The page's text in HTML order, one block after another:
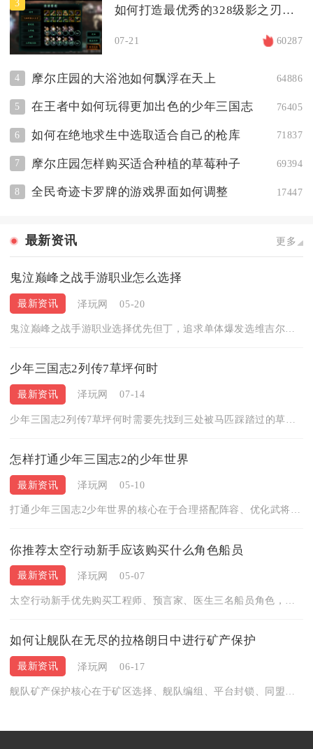
3
如何打造最优秀的328级影之刃技能搭配
07-21 60287
4 摩尔庄园的大浴池如何飘浮在天上 64886
5 在王者中如何玩得更加出色的少年三国志 76405
6 如何在绝地求生中选取适合自己的枪库 71837
7 摩尔庄园怎样购买适合种植的草莓种子 69394
8 全民奇迹卡罗牌的游戏界面如何调整 17447
最新资讯 更多
鬼泣巅峰之战手游职业怎么选择
最新资讯 泽玩网 05-20
少年三国志2列传7草坪何时
最新资讯 泽玩网 07-14
怎样打通少年三国志2的少年世界
最新资讯 泽玩网 05-10
打通少年三国志2少年世界的核心在于合理搭配阵容、优化武将站位...
你推荐太空行动新手应该购买什么角色船员
最新资讯 泽玩网 05-07
如何让舰队在无尽的拉格朗日中进行矿产保护
最新资讯 泽玩网 06-17